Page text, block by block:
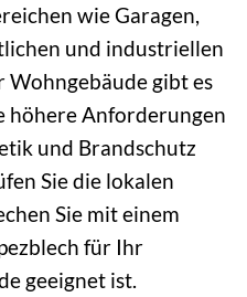
wie Garagen,
und industriellen
Wohngebäude gibt es
höhere Anforderungen
und Brandschutz
Sie die lokalen
Sie mit einem
für Ihr
geeignet ist.